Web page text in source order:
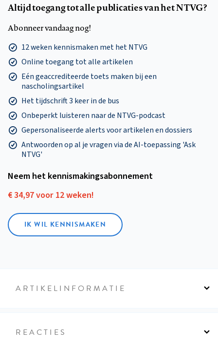
Altijd toegang tot alle publicaties van het NTVG?
Abonneer vandaag nog!
12 weken kennismaken met het NTVG
Online toegang tot alle artikelen
Eén geaccrediteerde toets maken bij een
nascholingsartikel
Het tijdschrift 3 keer in de bus
Onbeperkt luisteren naar de NTVG-podcast
Gepersonaliseerde alerts voor artikelen en dossiers
Antwoorden op al je vragen via de AI-toepassing 'Ask
NTVG'
Neem het kennismakings­abonnement
€ 34,97 voor 12 weken!
IK WIL KENNISMAKEN
ARTIKELINFORMATIE
REACTIES